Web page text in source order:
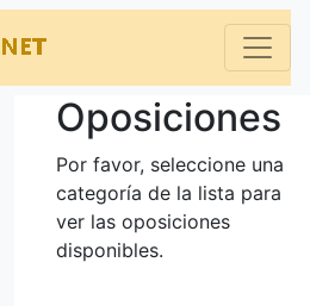
Oposiciones
Por favor, seleccione una
categoría de la lista para
ver las oposiciones
disponibles.